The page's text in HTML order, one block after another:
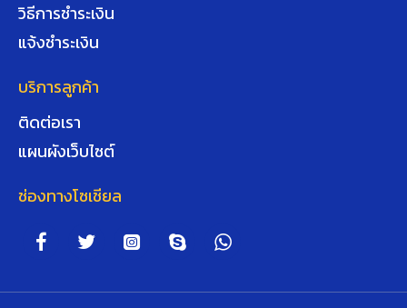
วิธีการชำระเงิน
แจ้งชำระเงิน
บริการลูกค้า
ติดต่อเรา
แผนผังเว็บไซต์
ช่องทางโซเชียล